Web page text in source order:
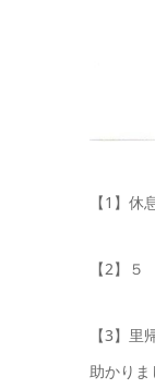
【1】休
【2】
【3】
助かりま